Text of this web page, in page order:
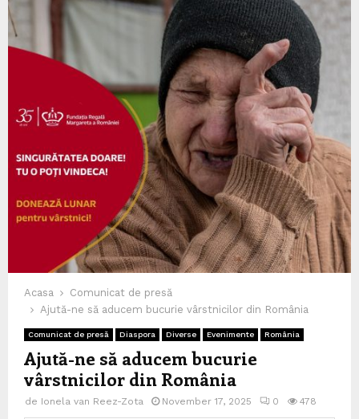
Acasa
Comunicat de presă
Ajută-ne să aducem bucurie vârstnicilor din România
Comunicat de presă Diaspora Diverse Evenimente România
Ajută-ne să aducem bucurie
vârstnicilor din România
de Ionela van Reez-Zota November 17, 2025 0 478